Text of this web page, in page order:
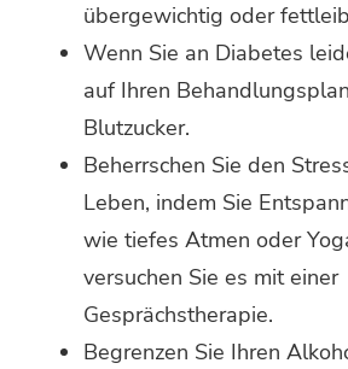
übergewichtig oder
Wenn Sie an Diabetes
auf Ihren
Blutzucker.
Beherrschen Sie den
Leben, indem Sie
wie tiefes Atmen oder
versuchen Sie es mit einer
Gesprächstherapie.
Begrenzen Sie Ihren